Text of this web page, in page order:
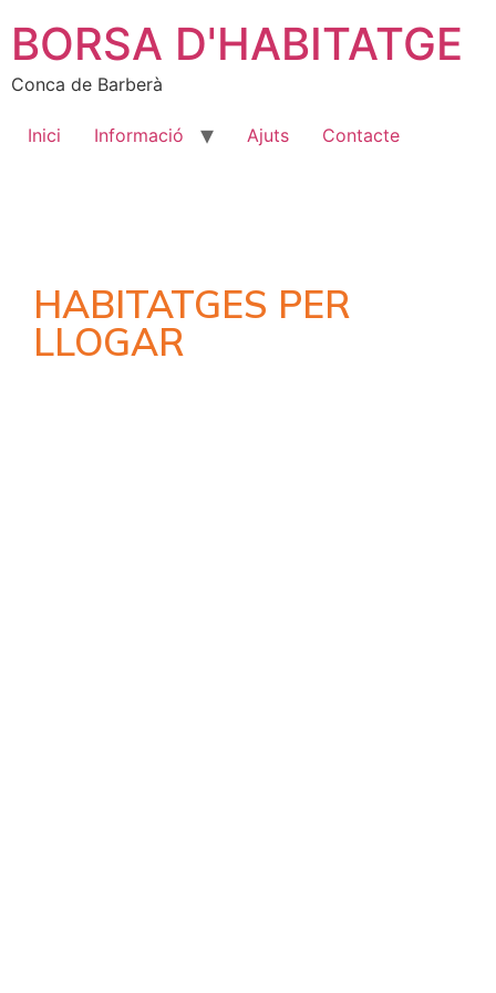
BORSA D'HABITATGE
Conca de Barberà
Inici Informació Ajuts Contacte
HABITATGES PER
LLOGAR